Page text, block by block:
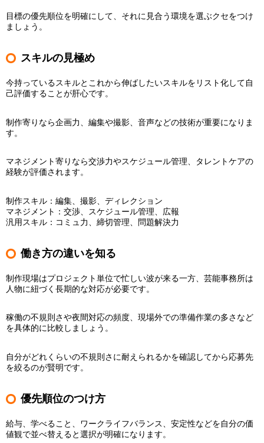
目標の優先順位を明確にして、それに見合う環境を選ぶクセをつけ
ましょう。
スキルの見極め
今持っているスキルとこれから伸ばしたいスキルをリスト化して自
己評価することが肝心です。
制作寄りなら企画力、編集や撮影、音声などの技術が重要になりま
す。
マネジメント寄りなら交渉力やスケジュール管理、タレントケアの
経験が評価されます。
制作スキル：編集、撮影、ディレクション
マネジメント：交渉、スケジュール管理、広報
汎用スキル：コミュ力、締切管理、問題解決力
働き方の違いを知る
制作現場はプロジェクト単位で忙しい波が来る一方、芸能事務所は
人物に紐づく長期的な対応が必要です。
稼働の不規則さや夜間対応の頻度、現場外での準備作業の多さなど
を具体的に比較しましょう。
自分がどれくらいの不規則さに耐えられるかを確認してから応募先
を絞るのが賢明です。
優先順位のつけ方
給与、学べること、ワークライフバランス、安定性などを自分の価
値観で並べ替えると選択が明確になります。